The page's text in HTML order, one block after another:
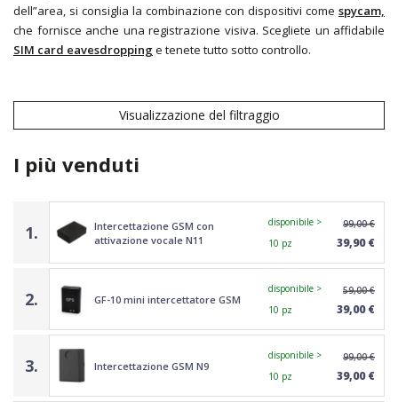
dell”area, si consiglia la combinazione con dispositivi come spycam,
che fornisce anche una registrazione visiva. Scegliete un affidabile
SIM card eavesdropping e tenete tutto sotto controllo.
Visualizzazione del filtraggio
I più venduti
1.
Intercettazione GSM con
attivazione vocale N11
disponibile >
10 pz
99,00 €
39,90 €
2. GF-10 mini intercettatore GSM
disponibile >
10 pz
59,00 €
39,00 €
3. Intercettazione GSM N9
disponibile >
10 pz
99,00 €
39,00 €